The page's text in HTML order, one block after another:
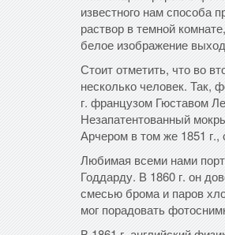
известного нам способа
раствор в темной
белое изображение
Стоит отметить, что во
несколько человек. Так,
г. французом Гюставом
Незапатентованный
Арчером в том же 1851
Любимая всеми нами
Годдарду. В 1860 г. он
смесью брома и паров
мог порадовать